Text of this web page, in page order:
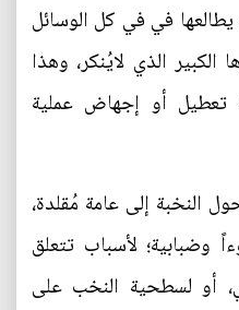
في في كل الوسائل
الكبير الذي لايُنكر، وهذا
تعطيل أو إجهاض عملية
النخبة إلى عامة مُقلدة،
وضبابية؛ لأسباب تتعلق
أو لسطحية النخب على